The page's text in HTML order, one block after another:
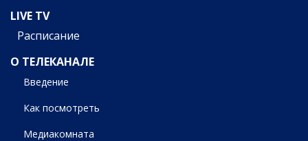
LIVE TV
Расписание
О ТЕЛЕКАНАЛЕ
Введение
Как посмотреть
Медиакомната